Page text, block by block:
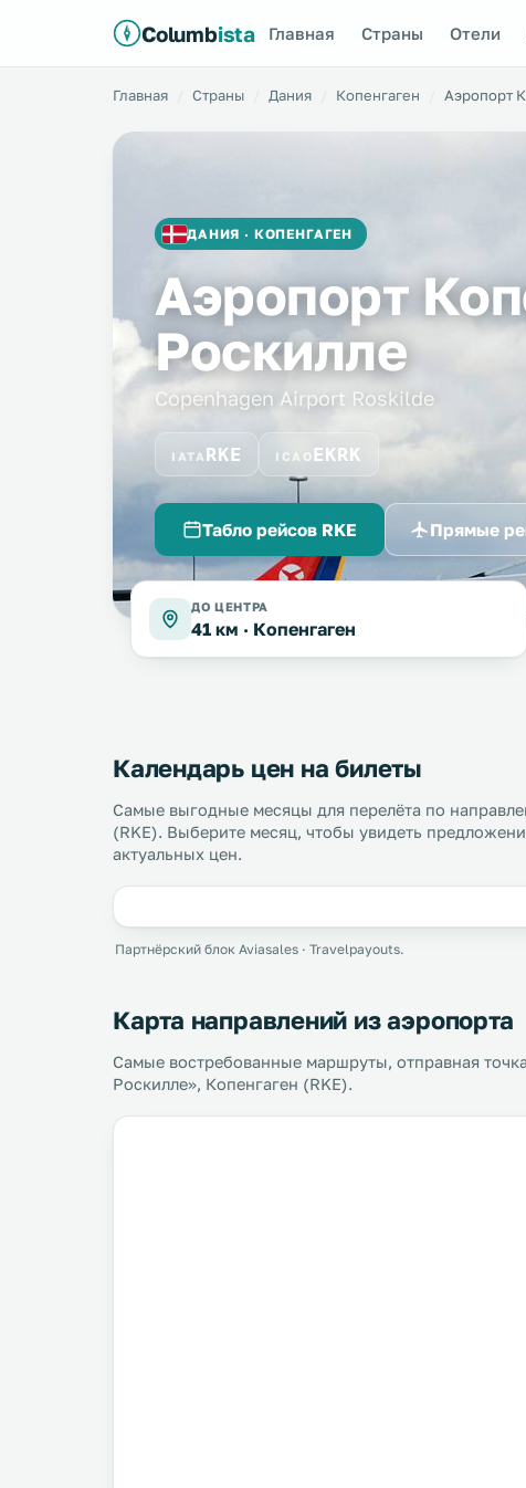
Columbista Главная Страны Отели
Главная Страны Дания Копенгаген Аэропорт
ДАНИЯ · КОПЕНГАГЕН
Аэропорт
Роскилле
Copenhagen Airport Roskilde
IATA RKE ICAO EKRK
Табло рейсов RKE Прямые
ДО ЦЕНТРА
41 км · Копенгаген
Календарь цен на билеты
Самые выгодные месяцы для перелёта по
(RKE). Выберите месяц, чтобы увидеть
актуальных цен.
Партнёрский блок Aviasales · Travelpayouts.
Карта направлений из аэропорта
Самые востребованные маршруты, отправная
Роскилле», Копенгаген (RKE).